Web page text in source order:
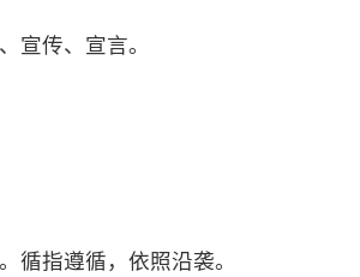
宣传、宣言。
循指遵循，依照沿袭。